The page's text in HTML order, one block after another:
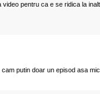
pentru ca e se ridica la
putin doar un episod asa